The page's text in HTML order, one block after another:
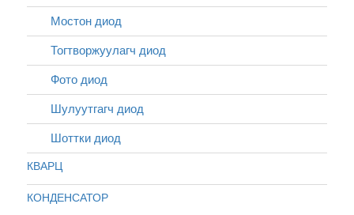
Мостон диод
Тогтворжуулагч диод
Фото диод
Шулуутгагч диод
Шоттки диод
КВАРЦ
КОНДЕНСАТОР